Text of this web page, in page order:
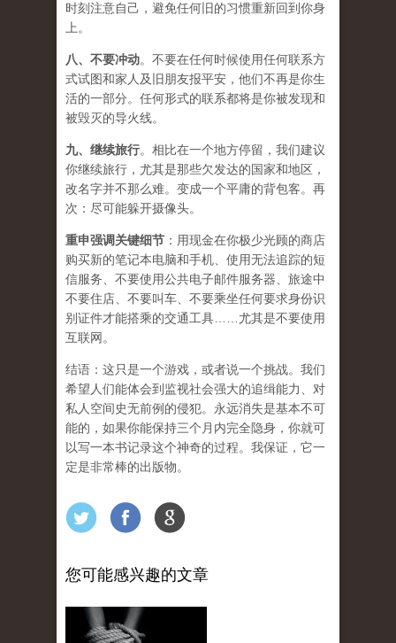
时刻注意自己，避免任何旧的习惯重新回到你身
上。
八、 不要冲动。不要在任何时候使用任何联系方
式试图和家人及旧朋友报平安，他们不再是你生
活的一部分。任何形式的联系都将是你被发现和
被毁灭的导火线。
九、 继续旅行。相比在一个地方停留，我们建议
你继续旅行，尤其是那些欠发达的国家和地区，
改名字并不那么难。变成一个平庸的背包客。再
次：尽可能躲开摄像头。
重申强调关键细节 ：用现金在你极少光顾的商店
购买新的笔记本电脑和手机、使用无法追踪的短
信服务、不要使用公共电子邮件服务器、旅途中
不要住店、不要叫车、不要乘坐任何要求身份识
别证件才能搭乘的交通工具……尤其是不要使用
互联网。
结语：这只是一个游戏，或者说一个挑战。我们
希望人们能体会到监视社会强大的追缉能力、对
私人空间史无前例的侵犯。永远消失是基本不可
能的，如果你能保持三个月内完全隐身，你就可
以写一本书记录这个神奇的过程。我保证，它一
定是非常棒的出版物。
您可能感兴趣的文章